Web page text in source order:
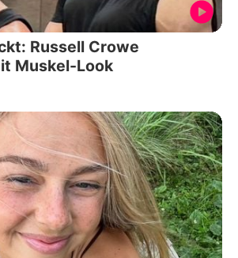
Russell Crowe
Muskel-Look